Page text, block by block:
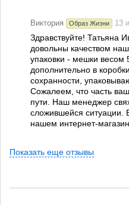
Виктория Образ Жизни 13
Здравствуйте! Татьяна
довольны качеством
упаковки - мешки весом
дополнительно в
сохранности,
Сожалеем, что часть
пути. Наш менеджер
сложившейся ситуации.
нашем интернет-
Показать еще отзывы